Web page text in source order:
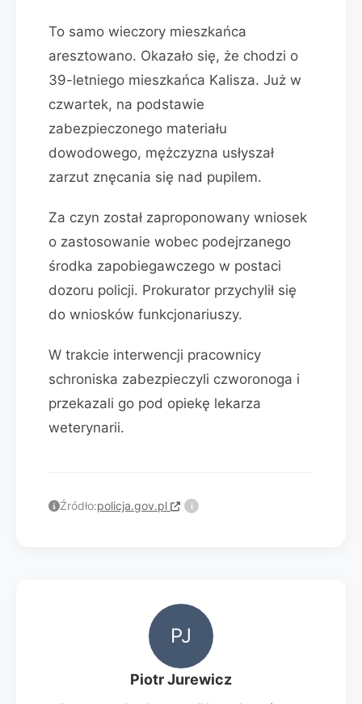
To samo wieczory mieszkańca
aresztowano. Okazało się, że chodzi o
39-letniego mieszkańca Kalisza. Już w
czwartek, na podstawie
zabezpieczonego materiału
dowodowego, mężczyzna usłyszał
zarzut znęcania się nad pupilem.
Za czyn został zaproponowany wniosek
o zastosowanie wobec podejrzanego
środka zapobiegawczego w postaci
dozoru policji. Prokurator przychylił się
do wniosków funkcjonariuszy.
W trakcie interwencji pracownicy
schroniska zabezpieczyli czworonoga i
przekazali go pod opiekę lekarza
weterynarii.
Źródło:policja.gov.pl i
PJ
Piotr Jurewicz